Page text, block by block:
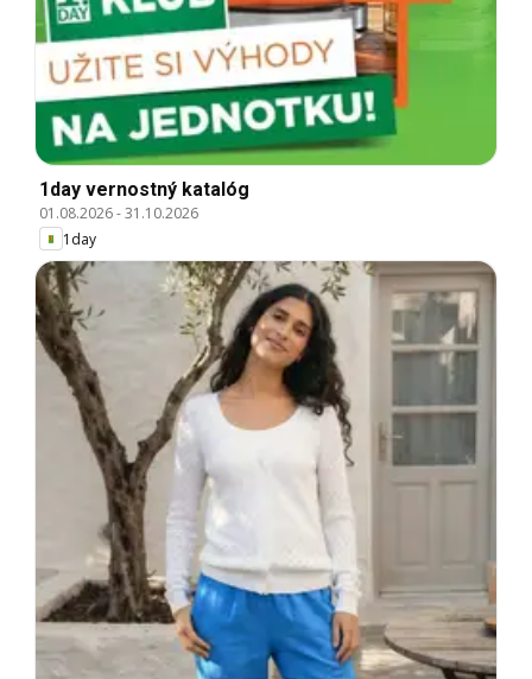
1day vernostný katalóg
01.08.2026-31.10.2026
1day